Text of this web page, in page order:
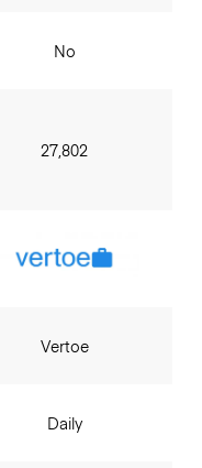
No
27,802
Vertoe
Daily